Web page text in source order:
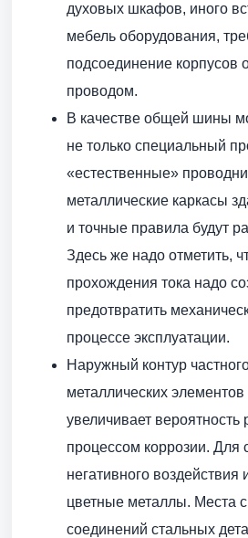
духовых шкафов, иного
мебель оборудования,
подсоединение корпусов
проводом.
В качестве общей шины
не только специальный
«естественные»
металлические каркасы
и точные правила будут
Здесь же надо отметить,
прохождения тока надо
предотвратить
процессе эксплуатации.
Наружный контур
металлических
увеличивает вероятность
процессом коррозии. Для
негативного воздействия
цветные металлы. Места
соединений стальных